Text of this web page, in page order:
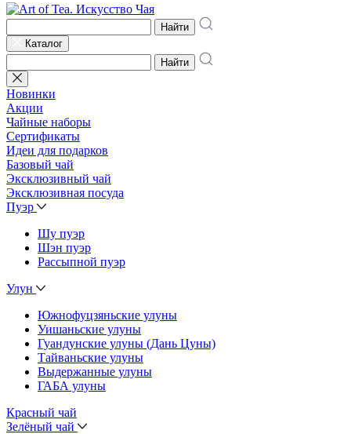
Найти
Каталог
Найти
Новинки
Акции
Чайные наборы
Сертификаты
Идеи для подарков
Базовый чай
Эксклюзивный чай
Эксклюзивная посуда
Пуэр
Шу пуэр
Шэн пуэр
Рассыпной пуэр
Улун
Южнофуцзяньские улуны
Уишаньские улуны
Гуандунские улуны (Дань Цуны)
Тайваньские улуны
Выдержанные улуны
ГАБА улуны
Красный чай
Зелёный чай